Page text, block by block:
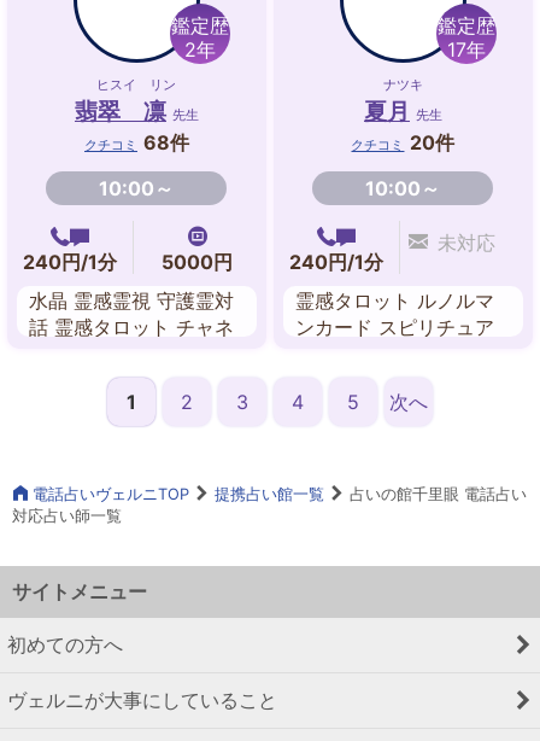
鑑定歴
2年
ヒスイ リン
翡翠 凛 先生
クチコミ 68件
10:00～
240円/1分
5000円
水晶 霊感霊視 守護霊対
話 霊感タロット チャネ
リーデング
鑑定歴
17年
ナツキ
夏月 先生
クチコミ
20件
10:00～
240円/1分
未対応
霊感タロット ルノルマ
ンカード スピリチュア
1
2 3 4 5 次へ
電話占いヴェルニTOP 提携占い館一覧
占いの館千里眼 電話占い
対応占い師一覧
サイトメニュー
初めての方へ
ヴェルニが大事にしていること